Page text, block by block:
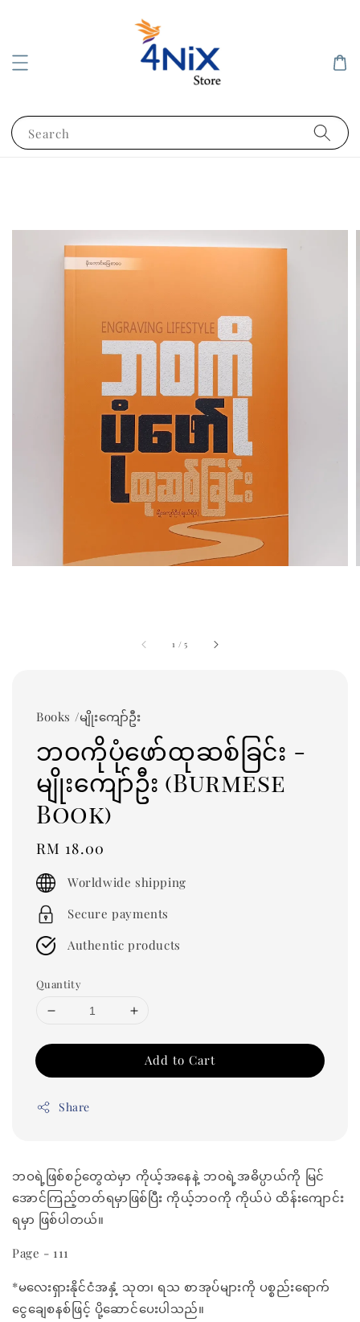
Search
1 /5
Books /မျိုးကျော်ဦး
ဘဝကိုပုံဖော်ထုဆစ်ခြင်း -
မျိုးကျော်ဦး (Burmese
Book)
Regular
price
RM 18.00
Worldwide shipping
Secure payments
Authentic products
Quantity
Add to Cart
Share
ဘဝရဲ့ဖြစ်စဉ်တွေထဲမှာ ကိုယ့်အနေနဲ့ ဘဝရဲ့အဓိပ္ပာယ်ကို မြင်
အောင်ကြည့်တတ်ရမှာဖြစ်ပြီး ကိုယ့်ဘဝကို ကိုယ်ပဲ ထိန်းကျောင်း
ရမှာ ဖြစ်ပါတယ်။
Page - 111
*မလေးရှားနိုင်ငံအနှံ့ သုတ၊ ရသ စာအုပ်များကို ပစ္စည်းရောက်
ငွေချေစနစ်ဖြင့် ပို့ဆောင်ပေးပါသည်။